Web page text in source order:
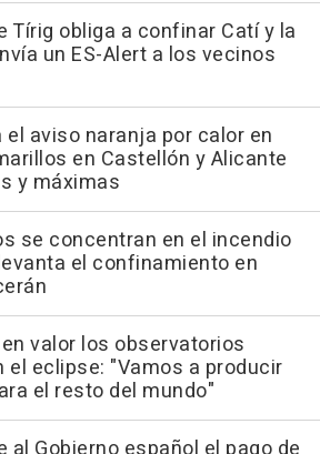
Tírig obliga a confinar Catí y la
un ES-Alert a los vecinos
aviso naranja por calor en
en Castellón y Alicante
y máximas
se concentran en el incendio
el confinamiento en
valor los observatorios
el eclipse: "Vamos a producir
el resto del mundo"